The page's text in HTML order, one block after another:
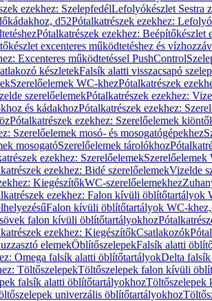
ezekhez: SzelepfedélLefolyókészlet Sestra
d52Pótalkatrészek ezekhez:
Pótalkatrészek ezekhez: Beépítőkészlet
excenteres működtetéshez és
Excenteres működtetéssel PushControl
készletekFalsík alatti visszacsapó szelep
Szerelőelemek WC-khezPótalkatrészek
szerelőelemekPótalkatrészek ezekhez:
és kádakhozPótalkatrészek ezekhez:
Pótalkatrészek ezekhez: Szerelőelemek
Szerelőelemek mosó- és mosogatógépekhez
mosogatóSzerelőelemek tárolókhoz
ezekhez: SzerelőelemekSzerelőelemek
ezekhez: Bidé szerelőelemekVizelde
KiegészítőkWC-szerelőelemekhez
ezekhez: Falon kívüli öblítőtartályok
Falon kívüli öblítőtartályok WC-khez,
falon kívüli öblítőtartályokhoz
ezekhez: KiegészítőkCsatlakozók
elemekÖblítőszelepekFalsík alatti
Omega falsík alatti öblítőtartályokDelta
TöltőszelepekTöltőszelepek falon kívüli
falsík alatti öblítőtartályokhozTöltőszelepek
univerzális öblítőtartályokhoz